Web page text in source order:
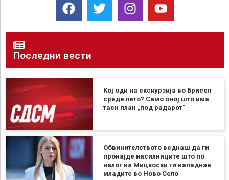
Последни вести
Кој оди на екскурзија во Брисел
среде лето? Само оној што има
таен план „под радарот“
Обвинителството веднаш да ги
пронајде насилниците што по
налог на Мицкоски ги нападнаа
младите во Ново Село